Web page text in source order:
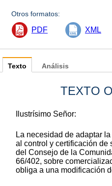
Otros formatos:
PDF XML
Texto
TEXTO
Ilustrísimo Señor:
La necesidad de adaptar
al control y certificación de
del Consejo de la
66/402, sobre
obliga a una modificación
Análisis